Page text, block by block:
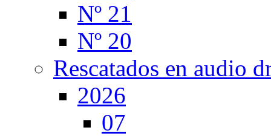
Nº 21
Nº 20
Rescatados en audio
2026
07